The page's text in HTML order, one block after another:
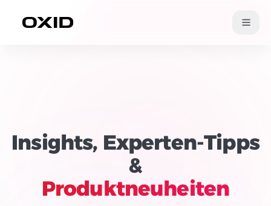
Insights, Experten-Tipps
&
Produktneuheiten